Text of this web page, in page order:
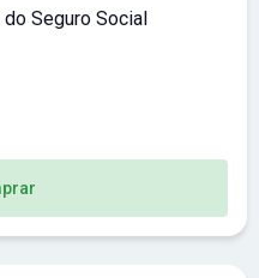
Seguro Social